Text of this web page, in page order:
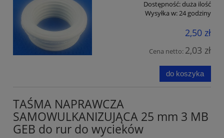
Dostępność:duża ilość
Wysyłka w:24 godziny
2,50 zł
Cena netto: 2,03 zł
do koszyka
TAŚMA NAPRAWCZA
SAMOWULKANIZUJĄCA 25 mm 3 MB
GEB do rur do wycieków